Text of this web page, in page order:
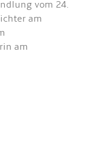
vom 24.
am
am